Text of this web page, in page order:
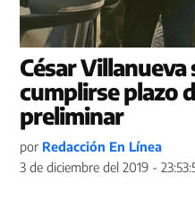
César
cumplirse plazo
preliminar
por Redacción En Línea
3 de diciembre del 2019 -